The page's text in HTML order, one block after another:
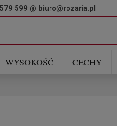
599 @ biuro@rozaria.pl
WYSOKOŚĆ CECHY